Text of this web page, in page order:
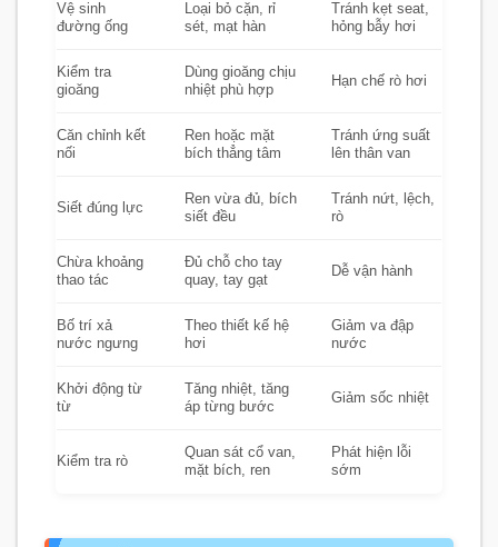
Vệ sinh
đường ống
Loại bỏ cặn, rỉ
sét, mạt hàn
Tránh kẹt seat,
hỏng bẫy hơi
Kiểm tra
gioăng
Dùng gioăng chịu
nhiệt phù hợp
Hạn chế rò hơi
Căn chỉnh kết
nối
Ren hoặc mặt
bích thẳng tâm
Tránh ứng suất
lên thân van
Siết đúng lực
Ren vừa đủ, bích
siết đều
Tránh nứt, lệch,
rò
Chừa khoảng
thao tác
Đủ chỗ cho tay
quay, tay gạt
Dễ vận hành
Bố trí xả
nước ngưng
Theo thiết kế hệ
hơi
Giảm va đập
nước
Khởi động từ
từ
Tăng nhiệt, tăng
áp từng bước
Giảm sốc nhiệt
Kiểm tra rò
Quan sát cổ van,
mặt bích, ren
Phát hiện lỗi
sớm